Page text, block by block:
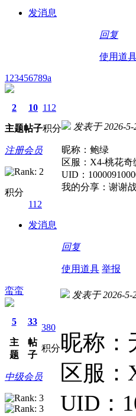
发消息
回复
使用道
123456789a
2
主题
10
帖子
112
积分
注册会员
积分
112
发消息
发表于 2026-5-
昵称：鲍绿
区服：X4-桃花奇
UID：
我的分享：谢谢
回复
使用道具 举报
蛮蛮
5
主
题
33
帖
子
380
积分
中级会员
发表于 2026-5-
昵称：
区服：
UID：